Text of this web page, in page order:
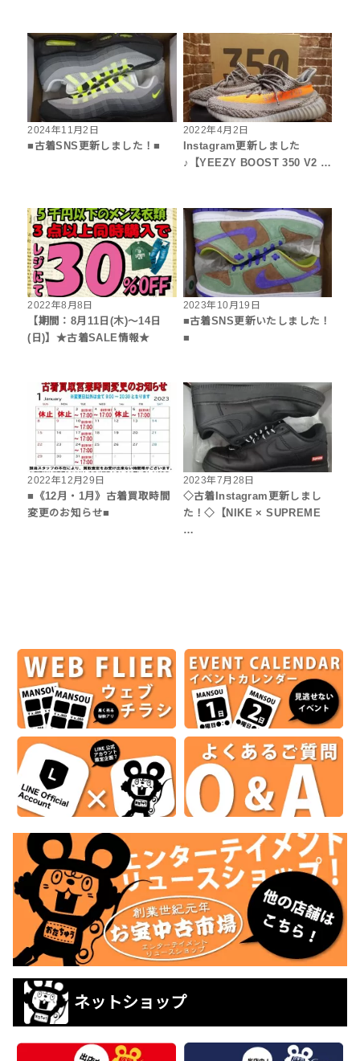
2024年11月2日
■古着SNS更新しました！■
2022年4月2日
Instagram更新しました
♪【YEEZY BOOST 350 V2 …
2022年8月8日
【期間：8月11日(木)～14日
(日)】★古着SALE情報★
2023年10月19日
■古着SNS更新いたしました！
■
2022年12月29日
■《12月・1月》古着買取時間
変更のお知らせ■
2023年7月28日
◇古着Instagram更新しまし
た！◇【NIKE × SUPREME
…
ネットショップ